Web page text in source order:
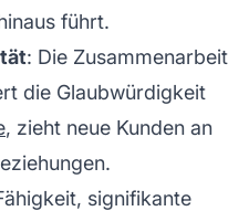
führt.
: Die Zusammenarbeit
die Glaubwürdigkeit
, zieht neue Kunden an
signifikante